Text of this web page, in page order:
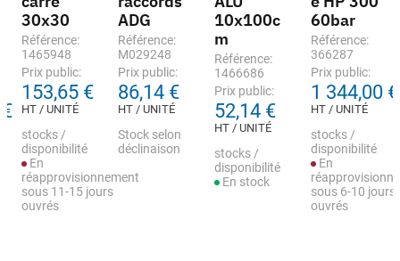
30x30
Référence:
1465948
Prix public:
153,65 €
HT / UNITÉ
stocks /
disponibilité
En
réapprovisionnement
sous 11-15 jours
ouvrés
ADG
Référence:
M029248
Prix public:
86,14 €
HT / UNITÉ
Stock selon
déclinaison
10x100c
m
Référence:
1466686
Prix public:
52,14 €
HT / UNITÉ
stocks /
disponibilité
En stock
60bar
Référence:
366287
Prix public:
1 344,00 €
HT / UNITÉ
stocks /
disponibilité
En
sous 6-10 jours
ouvrés